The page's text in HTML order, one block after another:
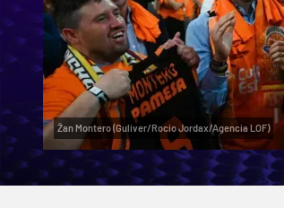
Žan Montero (Guliver/Rocio Jordax/Agencia LOF)